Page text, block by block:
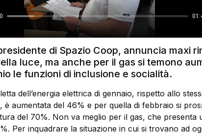
di Spazio Coop, annuncia maxi
luce, ma anche per il gas si temono
le funzioni di inclusione e socialità.
dell’energia elettrica di gennaio, rispetto allo
è aumentata del 46% e per quella di febbraio si
del 70%. Non va meglio per il gas, che presenta
Per inquadrare la situazione in cui si trovano ad